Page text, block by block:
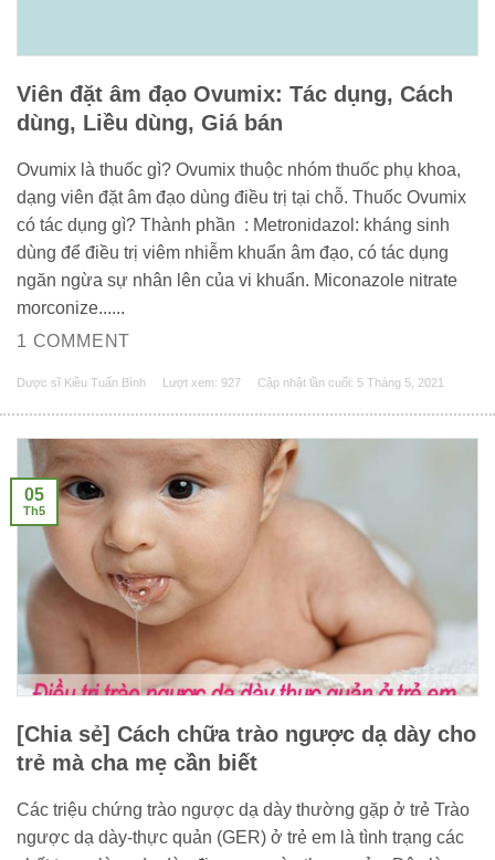
Viên đặt âm đạo Ovumix: Tác dụng, Cách
dùng, Liều dùng, Giá bán
Ovumix là thuốc gì? Ovumix thuộc nhóm thuốc phụ khoa,
dạng viên đặt âm đạo dùng điều trị tại chỗ. Thuốc Ovumix
có tác dụng gì? Thành phần : Metronidazol: kháng sinh
dùng để điều trị viêm nhiễm khuẩn âm đạo, có tác dụng
ngăn ngừa sự nhân lên của vi khuẩn. Miconazole nitrate
morconize......
1 COMMENT
Dược sĩ Kiều Tuấn Bình Lượt xem: 927 Cập nhật lần cuối: 5 Tháng 5, 2021
[Chia sẻ] Cách chữa trào ngược dạ dày cho
trẻ mà cha mẹ cần biết
Các triệu chứng trào ngược dạ dày thường gặp ở trẻ Trào
ngược dạ dày-thực quản (GER) ở trẻ em là tình trạng các
05
Th5